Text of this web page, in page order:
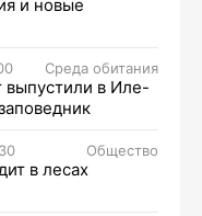
и новые
Среда обитания
выпустили в Иле-
Общество
в лесах